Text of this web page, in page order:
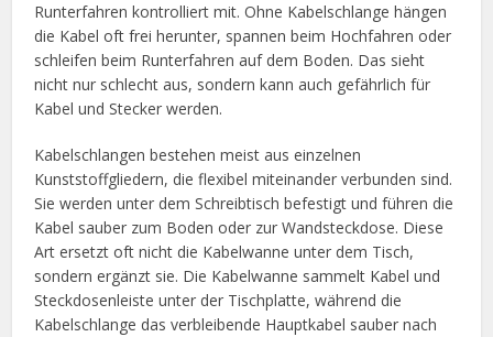
Runterfahren kontrolliert mit. Ohne Kabelschlange hängen
die Kabel oft frei herunter, spannen beim Hochfahren oder
schleifen beim Runterfahren auf dem Boden. Das sieht
nicht nur schlecht aus, sondern kann auch gefährlich für
Kabel und Stecker werden.
Kabelschlangen bestehen meist aus einzelnen
Kunststoffgliedern, die flexibel miteinander verbunden sind.
Sie werden unter dem Schreibtisch befestigt und führen die
Kabel sauber zum Boden oder zur Wandsteckdose. Diese
Art ersetzt oft nicht die Kabelwanne unter dem Tisch,
sondern ergänzt sie. Die Kabelwanne sammelt Kabel und
Steckdosenleiste unter der Tischplatte, während die
Kabelschlange das verbleibende Hauptkabel sauber nach